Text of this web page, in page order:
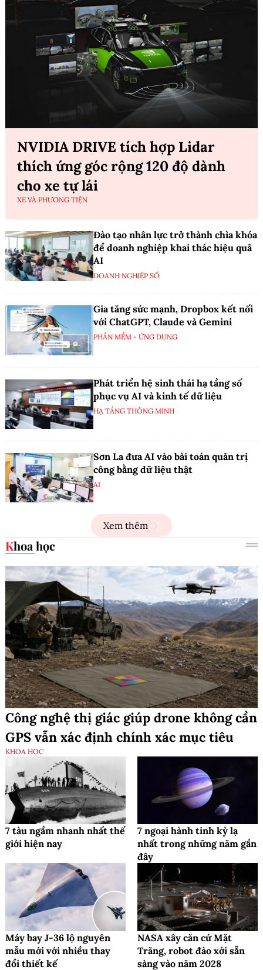
NVIDIA DRIVE tích hợp Lidar
thích ứng góc rộng 120 độ dành
cho xe tự lái
XE VÀ PHƯƠNG TIỆN
Đào tạo nhân lực trở thành chìa khóa
để doanh nghiệp khai thác hiệu quả
AI
DOANH NGHIỆP SỐ
Gia tăng sức mạnh, Dropbox kết nối
với ChatGPT, Claude và Gemini
PHẦN MỀM - ỨNG DỤNG
Phát triển hệ sinh thái hạ tầng số
phục vụ AI và kinh tế dữ liệu
HẠ TẦNG THÔNG MINH
Sơn La đưa AI vào bài toán quản trị
công bằng dữ liệu thật
AI
Xem thêm
Khoa học
Công nghệ thị giác giúp drone không cần
GPS vẫn xác định chính xác mục tiêu
KHOA HỌC
7 tàu ngầm nhanh nhất thế
giới hiện nay
7 ngoại hành tinh kỳ lạ
nhất trong những năm gần
đây
Máy bay J-36 lộ nguyên
mẫu mới với nhiều thay
đổi thiết kế
NASA xây căn cứ Mặt
Trăng, robot đào xới sẵn
sàng vào năm 2028